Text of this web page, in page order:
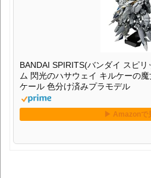
BANDAI SPIRITS(バンダイ スピ
ム 閃光のハサウェイ キルケーの魔
ケール 色分け済みプラモデル